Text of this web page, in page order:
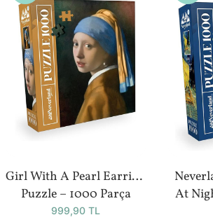
Girl With A Pearl Earring
Puzzle – 1000 Parça
999,90 TL
At